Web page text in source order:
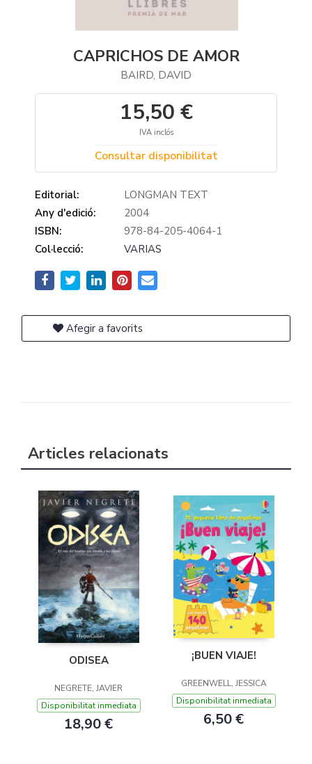
CAPRICHOS DE AMOR
BAIRD, DAVID
15,50 €
IVA inclós
Consultar disponibilitat
Editorial:
LONGMAN TEXT
Any d'edició:
2004
ISBN:
978-84-205-4064-1
Col·lecció:
VARIAS
Afegir a favorits
Articles relacionats
ODISEA
NEGRETE, JAVIER
Disponibilitat inmediata
18,90 €
¡BUEN VIAJE!
GREENWELL, JESSICA
Disponibilitat inmediata
6,50 €